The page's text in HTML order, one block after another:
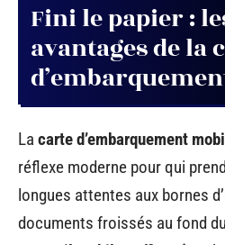
Fini le papier :
avantages de la
La carte d’embarquement
réflexe moderne pour qui
longues attentes aux bornes
documents froissés au fond